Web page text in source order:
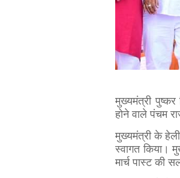
मुख्यमंत्री
होने वाले पंचम
मुख्यमंत्री के
स्वागत किया।
मार्च पास्ट की